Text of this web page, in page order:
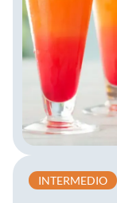
INTERMEDIO